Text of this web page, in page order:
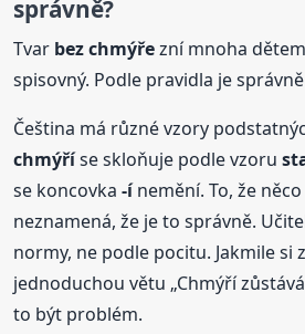
správně?
Tvar bez chmýřezní mnoha
spisovný. Podle pravidla je
Čeština má různé vzory
chmýříse skloňuje podle vzoru
se koncovka-ínemění. To, že
neznamená, že je to správně.
normy, ne podle pocitu. Jakmile si
jednoduchou větu „Chmýří
to být problém.